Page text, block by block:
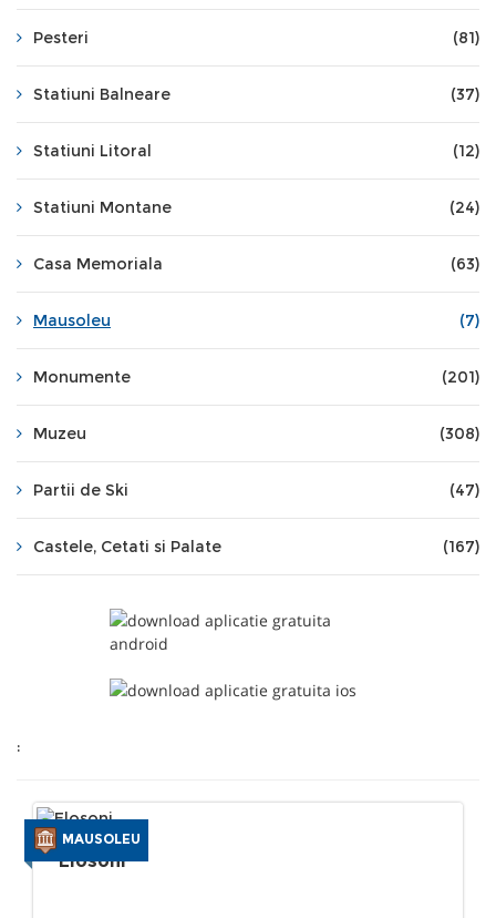
Pesteri (81)
Statiuni Balneare (37)
Statiuni Litoral (12)
Statiuni Montane (24)
Casa Memoriala (63)
Mausoleu (7)
Monumente (201)
Muzeu (308)
Partii de Ski (47)
Castele, Cetati si Palate (167)
:
MAUSOLEU
Elosoni